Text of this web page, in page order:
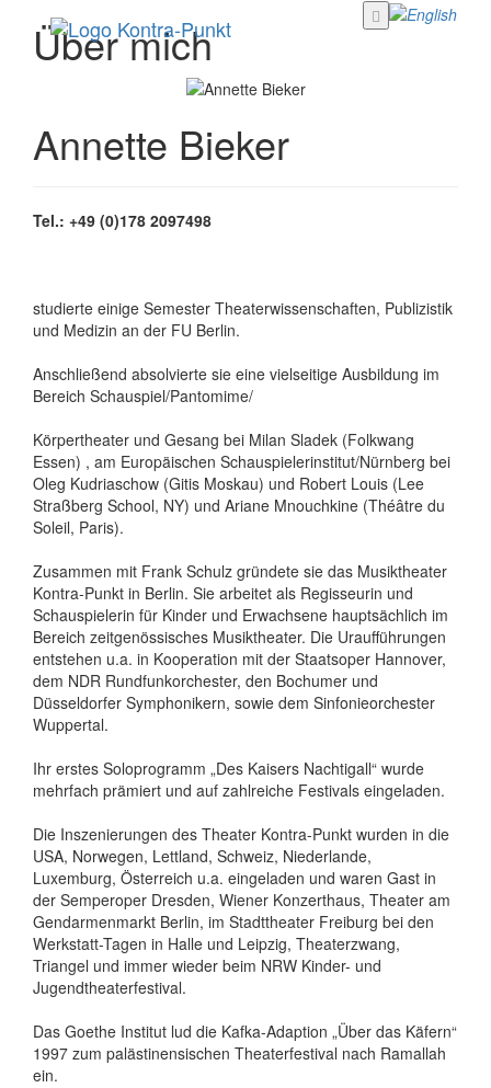
Über mich
Annette Bieker
Tel.: +49 (0)178 2097498
studierte einige Semester Theaterwissenschaften, Publizistik
und Medizin an der FU Berlin.
Anschließend absolvierte sie eine vielseitige Ausbildung im
Bereich Schauspiel/Pantomime/
Körpertheater und Gesang bei Milan Sladek (Folkwang
Essen) , am Europäischen Schauspielerinstitut/Nürnberg bei
Oleg Kudriaschow (Gitis Moskau) und Robert Louis (Lee
Straßberg School, NY) und Ariane Mnouchkine (Théâtre du
Soleil, Paris).
Zusammen mit Frank Schulz gründete sie das Musiktheater
Kontra-Punkt in Berlin. Sie arbeitet als Regisseurin und
Schauspielerin für Kinder und Erwachsene hauptsächlich im
Bereich zeitgenössisches Musiktheater. Die Uraufführungen
entstehen u.a. in Kooperation mit der Staatsoper Hannover,
dem NDR Rundfunkorchester, den Bochumer und
Düsseldorfer Symphonikern, sowie dem Sinfonieorchester
Wuppertal.
Ihr erstes Soloprogramm „Des Kaisers Nachtigall“ wurde
mehrfach prämiert und auf zahlreiche Festivals eingeladen.
Die Inszenierungen des Theater Kontra-Punkt wurden in die
USA, Norwegen, Lettland, Schweiz, Niederlande,
Luxemburg, Österreich u.a. eingeladen und waren Gast in
der Semperoper Dresden, Wiener Konzerthaus, Theater am
Gendarmenmarkt Berlin, im Stadttheater Freiburg bei den
Werkstatt-Tagen in Halle und Leipzig, Theaterzwang,
Triangel und immer wieder beim NRW Kinder- und
Jugendtheaterfestival.
Das Goethe Institut lud die Kafka-Adaption „Über das Käfern“
1997 zum palästinensischen Theaterfestival nach Ramallah
ein.